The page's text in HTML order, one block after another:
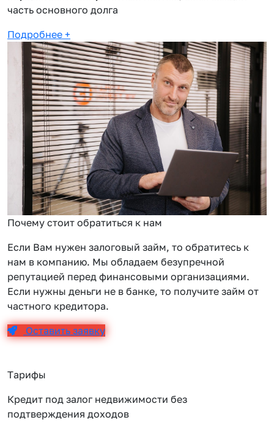
часть основного долга
Подробнее +
Почему стоит обратиться к нам
Если Вам нужен залоговый займ, то обратитесь к
нам в компанию. Мы обладаем безупречной
репутацией перед финансовыми организациями.
Если нужны деньги не в банке, то получите займ от
частного кредитора.
Оставить заявку
Тарифы
Кредит под залог недвижимости без
подтверждения доходов